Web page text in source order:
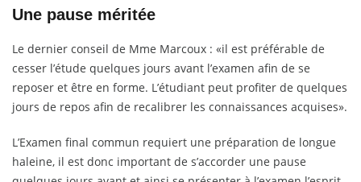
Une pause méritée
Le dernier conseil de Mme Marcoux : «il est préférable de
cesser l’étude quelques jours avant l’examen afin de se
reposer et être en forme. L’étudiant peut profiter de quelques
jours de repos afin de recalibrer les connaissances acquises».
L’Examen final commun requiert une préparation de longue
haleine, il est donc important de s’accorder une pause